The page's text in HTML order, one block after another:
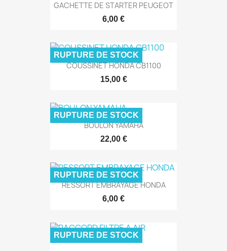
GACHETTE DE STARTER PEUGEOT
6,00 €
COUSSINET HONDA CB1100
15,00 €
RUPTURE DE STOCK
BOULON YAMAHA
22,00 €
RUPTURE DE STOCK
RESSORT EMBRAYAGE HONDA
6,00 €
RUPTURE DE STOCK
RUPTURE DE STOCK